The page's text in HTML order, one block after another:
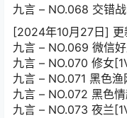
九言 – NO.068 交错
[2024年10月27日] 更
九言 – NO.069 微信
九言 – NO.070 修女
九言 – NO.071 黑色
九言 – NO.072 黑色
九言 – NO.073 夜兰